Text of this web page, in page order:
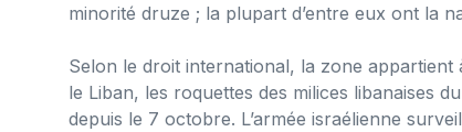
minorité druze ; la plupart d’entre eux ont la
Selon le droit international, la zone
le Liban, les roquettes des milices libanaises
depuis le 7 octobre. L’armée israélienne